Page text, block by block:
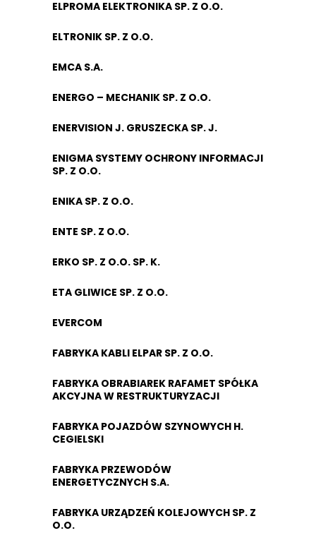
ELPROMA ELEKTRONIKA SP. Z O.O.
ELTRONIK SP. Z O.O.
EMCA S.A.
ENERGO – MECHANIK SP. Z O.O.
ENERVISION J. GRUSZECKA SP. J.
ENIGMA SYSTEMY OCHRONY INFORMACJI
SP. Z O.O.
ENIKA SP. Z O.O.
ENTE SP. Z O.O.
ERKO SP. Z O.O. SP. K.
ETA GLIWICE SP. Z O.O.
EVERCOM
FABRYKA KABLI ELPAR SP. Z O.O.
FABRYKA OBRABIAREK RAFAMET SPÓŁKA
AKCYJNA W RESTRUKTURYZACJI
FABRYKA POJAZDÓW SZYNOWYCH H.
CEGIELSKI
FABRYKA PRZEWODÓW
ENERGETYCZNYCH S.A.
FABRYKA URZĄDZEŃ KOLEJOWYCH SP. Z
O.O.